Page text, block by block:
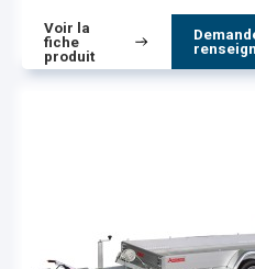
Voir la
fiche
produit